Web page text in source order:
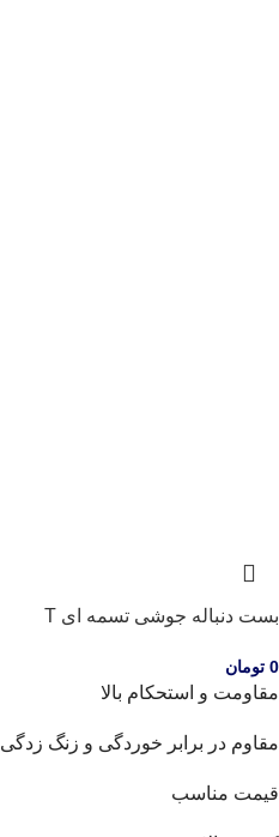
بست دنباله جوشی تسمه ای T
0 تومان
مقاومت و استحکام بالا
مقاوم در برابر خوردگی و زنگ زدگی
قیمت مناسب